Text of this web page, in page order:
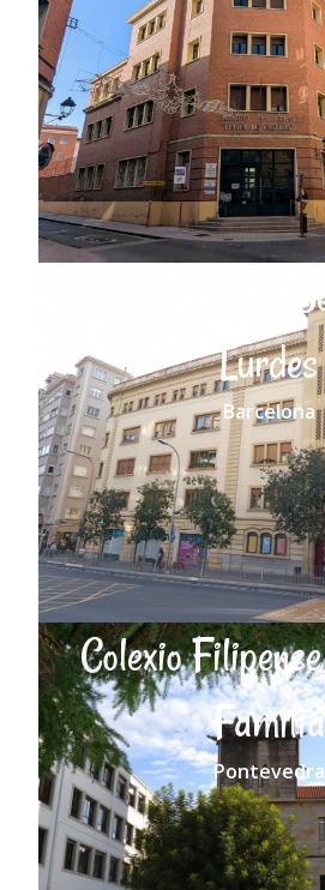
Escola Nostra
Lurdes
Barcelona
Colexio
Familia
Pontevedra